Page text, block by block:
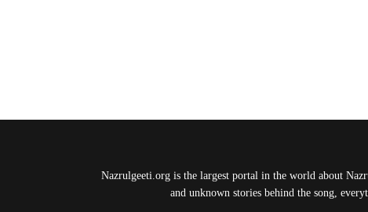
Nazrulgeeti.org is the largest portal in the world about
and unknown stories behind the song,